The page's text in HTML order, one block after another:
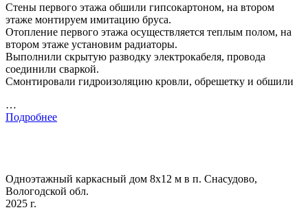
Стены первого этажа обшили гипсокартоном, на втором
этаже монтируем имитацию бруса.
Отопление первого этажа осуществляется теплым полом, на
втором этаже установим радиаторы.
Выполнили скрытую разводку электрокабеля, провода
соединили сваркой.
Смонтировали гидроизоляцию кровли, обрешетку и обшили
…
Подробнее
Одноэтажный каркасный дом 8х12 м в п. Снасудово,
Вологодской обл.
2025 г.